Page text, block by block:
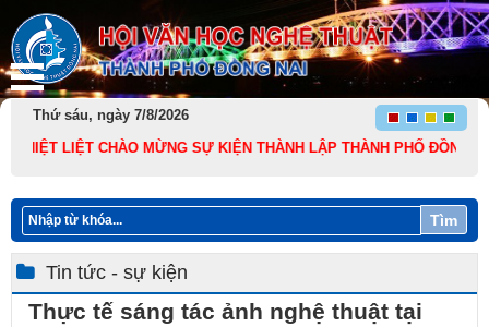
Thứ sáu, ngày 7/8/2026
LIỆT CHÀO MỪNG SỰ KIỆN THÀNH LẬP THÀNH PHỐ ĐỒNG NAI
Tìm
Tin tức - sự kiện
Thực tế sáng tác ảnh nghệ thuật tại